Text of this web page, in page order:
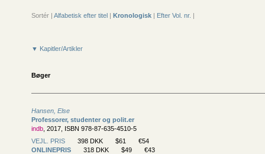
Sortér | Alfabetisk efter titel | Kronologisk | Efter Vol. nr. |
▼ Kapitler/Artikler
Bøger
Hansen, Else
Professorer, studenter og polit.er
indb , 2017, ISBN 978-87-635-4510-5
VEJL. PRIS
398 DKK $61
€54
ONLINEPRIS
318 DKK $49 €43